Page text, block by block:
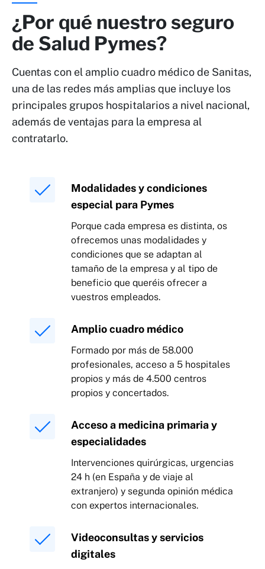
¿Por qué nuestro seguro
de Salud Pymes?
Cuentas con el amplio cuadro médico de Sanitas,
una de las redes más amplias que incluye los
principales grupos hospitalarios a nivel nacional,
además de ventajas para la empresa al
contratarlo.
Modalidades y condiciones
especial para Pymes
Porque cada empresa es distinta, os
ofrecemos unas modalidades y
condiciones que se adaptan al
tamaño de la empresa y al tipo de
beneficio que queréis ofrecer a
vuestros empleados.
Amplio cuadro médico
Formado por más de 58.000
profesionales, acceso a 5 hospitales
propios y más de 4.500 centros
propios y concertados.
Acceso a medicina primaria y
especialidades
Intervenciones quirúrgicas, urgencias
24 h (en España y de viaje al
extranjero) y segunda opinión médica
con expertos internacionales.
Videoconsultas y servicios
digitales